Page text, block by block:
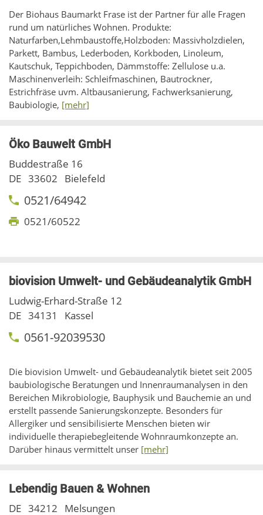
Der Biohaus Baumarkt Frase ist der Partner für alle Fragen
rund um natürliches Wohnen. Produkte:
Naturfarben,Lehmbaustoffe,Holzboden: Massivholzdielen,
Parkett, Bambus, Lederboden, Korkboden, Linoleum,
Kautschuk, Teppichboden, Dämmstoffe: Zellulose u.a.
Maschinenverleih: Schleifmaschinen, Bautrockner,
Estrichfräse uvm. Altbausanierung, Fachwerksanierung,
Baubiologie, [mehr]
Öko Bauwelt GmbH
Buddestraße 16
DE 33602 Bielefeld
0521/64942
0521/60522
biovision Umwelt- und Gebäudeanalytik GmbH
Ludwig-Erhard-Straße 12
DE 34131 Kassel
0561-92039530
Die biovision Umwelt- und Gebäudeanalytik bietet seit 2005
baubiologische Beratungen und Innenraumanalysen in den
Bereichen Mikrobiologie, Bauphysik und Bauchemie an und
erstellt passende Sanierungskonzepte. Besonders für
Allergiker und sensibilisierte Menschen bieten wir
individuelle therapiebegleitende Wohnraumkonzepte an.
Darüber hinaus vermittelt unser [mehr]
Lebendig Bauen & Wohnen
DE 34212 Melsungen